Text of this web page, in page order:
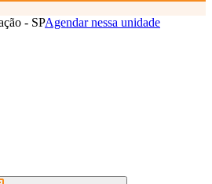
- SPAgendar nessa unidade